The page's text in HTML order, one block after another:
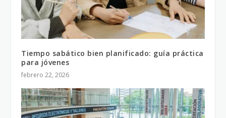
Tiempo sabático bien planificado: guía práctica
para jóvenes
febrero 22, 2026